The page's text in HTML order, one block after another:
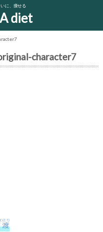
に、痩せる
diet
character7